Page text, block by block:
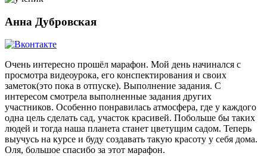
Анна Дубровская
Очень интересно прошёл марафон. Мой день начинался с
просмотра видеоурока, его конспектирования и своих
заметок(это пока в отпуске). Выполнение задания. С
интересом смотрела выполненные задания других
участников. Особенно понравилась атмосфера, где у каждого
одна цель сделать сад, участок красивей. Побольше бы таких
людей и тогда наша планета станет цветущим садом. Теперь
выучусь на курсе и буду создавать такую красоту у себя дома.
Оля, большое спасибо за этот марафон.